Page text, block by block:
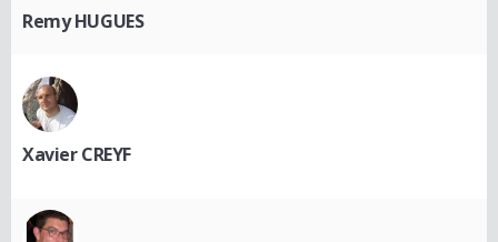
Remy HUGUES
Xavier CREYF